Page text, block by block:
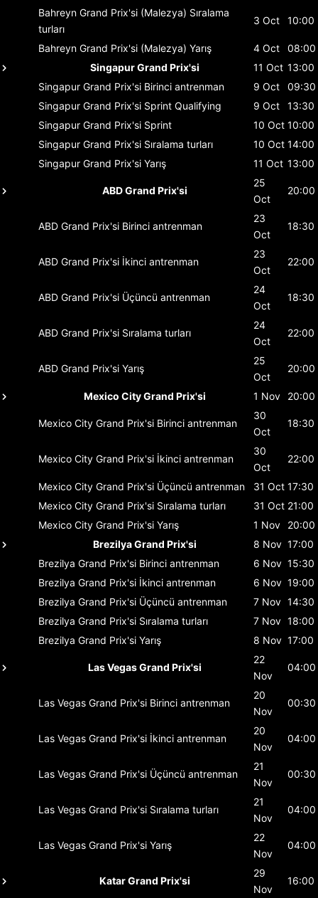
Bahreyn Grand Prix'si (Malezya) Sıralama
turları
3 Oct 10:00
Bahreyn Grand Prix'si (Malezya) Yarış 4 Oct
08:00
Singapur Grand Prix'si
11 Oct 13:00
Singapur Grand Prix'si Birinci antrenman 9 Oct
09:30
Singapur Grand Prix'si Sprint Qualifying 9 Oct
13:30
Singapur Grand Prix'si Sprint 10 Oct 10:00
Singapur Grand Prix'si Sıralama turları 10 Oct 14:00
Singapur Grand Prix'si Yarış 11 Oct 13:00
ABD Grand Prix'si
25
Oct
20:00
ABD Grand Prix'si Birinci antrenman
23
Oct
18:30
ABD Grand Prix'si İkinci antrenman
23
Oct
22:00
ABD Grand Prix'si Üçüncü antrenman
24
Oct
18:30
ABD Grand Prix'si Sıralama turları
24
Oct
22:00
ABD Grand Prix'si Yarış
25
Oct
20:00
Mexico City Grand Prix'si 1 Nov 20:00
Mexico City Grand Prix'si Birinci antrenman
30
Oct
18:30
Mexico City Grand Prix'si İkinci antrenman
30
Oct
22:00
Mexico City Grand Prix'si Üçüncü antrenman 31 Oct 17:30
Mexico City Grand Prix'si Sıralama turları 31 Oct 21:00
Mexico City Grand Prix'si Yarış 1 Nov
20:00
Brezilya Grand Prix'si
8 Nov 17:00
Brezilya Grand Prix'si Birinci antrenman 6 Nov 15:30
Brezilya Grand Prix'si İkinci antrenman 6 Nov 19:00
Brezilya Grand Prix'si Üçüncü antrenman 7 Nov 14:30
Brezilya Grand Prix'si Sıralama turları 7 Nov 18:00
Brezilya Grand Prix'si Yarış 8 Nov 17:00
Las Vegas Grand Prix'si
22
Nov
04:00
Las Vegas Grand Prix'si Birinci antrenman
20
Nov
00:30
Las Vegas Grand Prix'si İkinci antrenman
20
Nov
04:00
Las Vegas Grand Prix'si Üçüncü antrenman
21
Nov
00:30
Las Vegas Grand Prix'si Sıralama turları
21
Nov
04:00
Las Vegas Grand Prix'si Yarış
22
Nov
04:00
Katar Grand Prix'si
29
Nov
16:00